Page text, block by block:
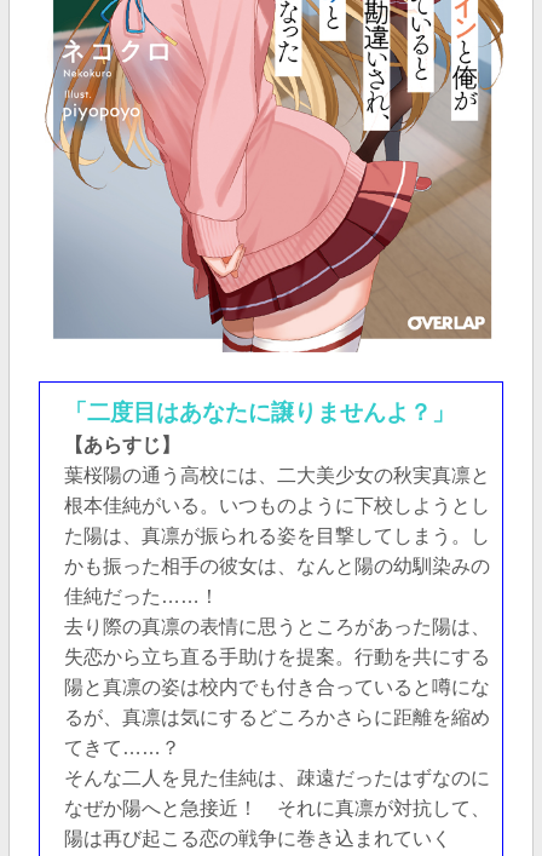
「二度目はあなたに譲りませんよ？」
【あらすじ】
葉桜陽の通う高校には、二大美少女の秋実真凛と
根本佳純がいる。いつものように下校しようとし
た陽は、真凛が振られる姿を目撃してしまう。し
かも振った相手の彼女は、なんと陽の幼馴染みの
佳純だった……！
去り際の真凛の表情に思うところがあった陽は、
失恋から立ち直る手助けを提案。行動を共にする
陽と真凛の姿は校内でも付き合っていると噂にな
るが、真凛は気にするどころかさらに距離を縮め
てきて……？
そんな二人を見た佳純は、疎遠だったはずなのに
なぜか陽へと急接近！ それに真凛が対抗して、
陽は再び起こる恋の戦争に巻き込まれていく